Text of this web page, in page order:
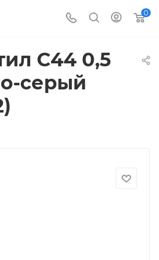
0
С44 0,5
серый